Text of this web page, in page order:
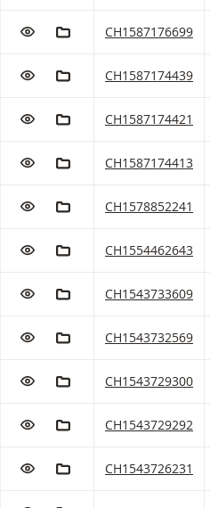
ZUR WATCHLIST HINZUFÜGEN
ZUM FIKTIVENNvidia Mini
CH1587176699
ZUR WATCHLIST HINZUFÜGEN
ZUM FIKTIVENNvidia Mini
CH1587174439
ZUR WATCHLIST HINZUFÜGEN
ZUM FIKTIVENNvidia Mini
CH1587174421
ZUR WATCHLIST HINZUFÜGEN
ZUM FIKTIVENNvidia Mini
CH1587174413
ZUR WATCHLIST HINZUFÜGEN
ZUM FIKTIVENNvidia Mini
CH1578852241
ZUR WATCHLIST HINZUFÜGEN
ZUM FIKTIVENNvidia Mini
CH1554462643
ZUR WATCHLIST HINZUFÜGEN
ZUM FIKTIVENNvidia Mini
CH1543733609
ZUR WATCHLIST HINZUFÜGEN
ZUM FIKTIVENNvidia Mini
CH1543732569
ZUR WATCHLIST HINZUFÜGEN
ZUM FIKTIVENNvidia Mini
CH1543729300
ZUR WATCHLIST HINZUFÜGEN
ZUM FIKTIVENNvidia Mini
CH1543729292
ZUR WATCHLIST HINZUFÜGEN
ZUM FIKTIVENNvidia Mini
CH1543726231